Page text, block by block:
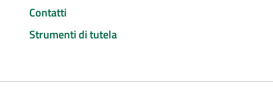
Contatti
Strumenti di tutela